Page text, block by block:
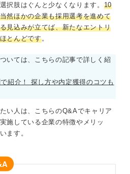
択肢はぐんと少なくなります。 10
然ほかの企業も採用選考を進めて
見込みが立てば、新たなエントリ
とんどです。
いては、こちらの記事で詳しく紹
紹介！ 探し方や内定獲得のコツも
い人は、こちらのQ&Aでキャリア
施している企業の特徴やメリッ
ます。